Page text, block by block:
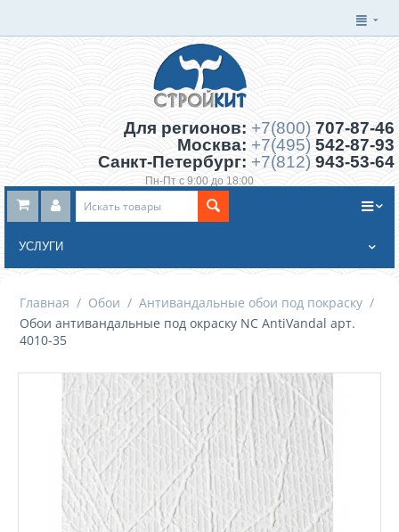
Для регионов: +7(800) 707-87-46
Москва: +7(495) 542-87-93
Санкт-Петербург: +7(812) 943-53-64
Пн-Пт с 9:00 до 18:00
Заказать обратный звонок
УСЛУГИ
Главная / Обои / Антивандальные обои под покраску /
Обои антивандальные под окраску NC AntiVandal арт.
4010-35